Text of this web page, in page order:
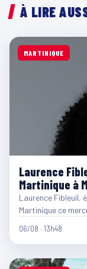
À LIRE
MARTINIQUE
Laurence
Martinique à
Laurence Fibleuil,
Martinique ce
06/08 · 13h48